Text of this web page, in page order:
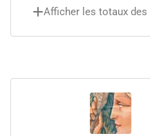
Afficher les totaux des